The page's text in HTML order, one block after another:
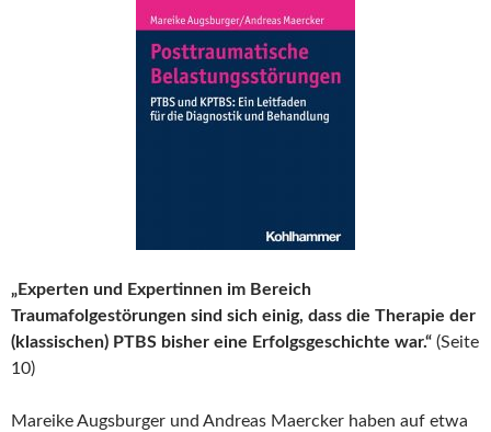
„Experten und Expertinnen im Bereich
Traumafolgestörungen sind sich einig, dass die Therapie der
(klassischen) PTBS bisher eine Erfolgsgeschichte war.“ (Seite
10)
Mareike Augsburger und Andreas Maercker haben auf etwa